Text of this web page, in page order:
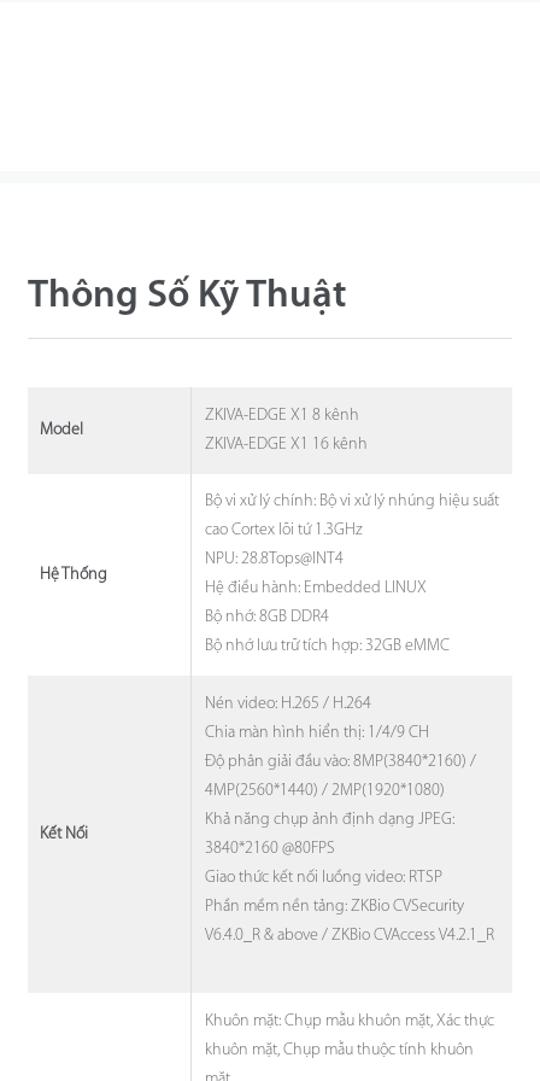
Thông Số Kỹ Thuật
Model
ZKIVA-EDGE X1 8 kênh
ZKIVA-EDGE X1 16 kênh
Hệ Thống
Bộ vi xử lý chính: Bộ vi xử lý nhúng hiệu suất
cao Cortex lõi tứ 1.3GHz
NPU: 28.8Tops@INT4
Hệ điều hành: Embedded LINUX
Bộ nhớ: 8GB DDR4
Bộ nhớ lưu trữ tích hợp: 32GB eMMC
Kết Nối
Nén video: H.265 / H.264
Chia màn hình hiển thị: 1/4/9 CH
Độ phân giải đầu vào: 8MP(3840*2160) /
4MP(2560*1440) / 2MP(1920*1080)
Khả năng chụp ảnh định dạng JPEG:
3840*2160 @80FPS
Giao thức kết nối luồng video: RTSP
Phần mềm nền tảng: ZKBio CVSecurity
V6.4.0_R & above / ZKBio CVAccess V4.2.1_R
Khuôn mặt: Chụp mẫu khuôn mặt, Xác thực
khuôn mặt, Chụp mẫu thuộc tính khuôn